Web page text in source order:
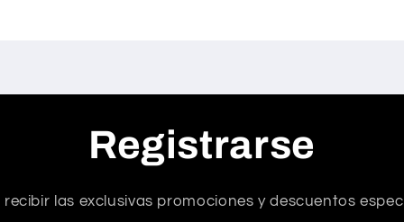
Registrarse
recibir las exclusivas promociones y descuentos